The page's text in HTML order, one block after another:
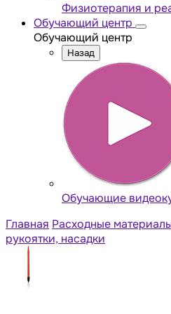
Физиотерапия и
Обучающий центр
Обучающий центр
Назад
Обучающие
Главная Расходные
рукоятки, насадки